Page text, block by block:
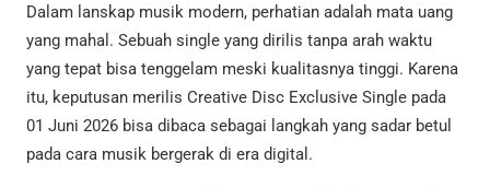
Dalam lanskap musik modern, perhatian adalah mata uang
yang mahal. Sebuah single yang dirilis tanpa arah waktu
yang tepat bisa tenggelam meski kualitasnya tinggi. Karena
itu, keputusan merilis Creative Disc Exclusive Single pada
01 Juni 2026 bisa dibaca sebagai langkah yang sadar betul
pada cara musik bergerak di era digital.